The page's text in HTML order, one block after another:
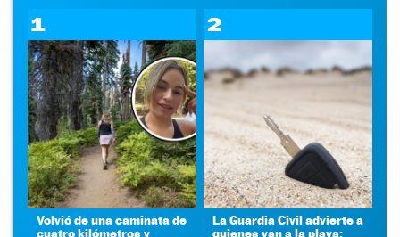
1
Volvió de una caminata de
cuatro kilómetros y
2
La Guardia Civil advierte a
quienes van a la playa: